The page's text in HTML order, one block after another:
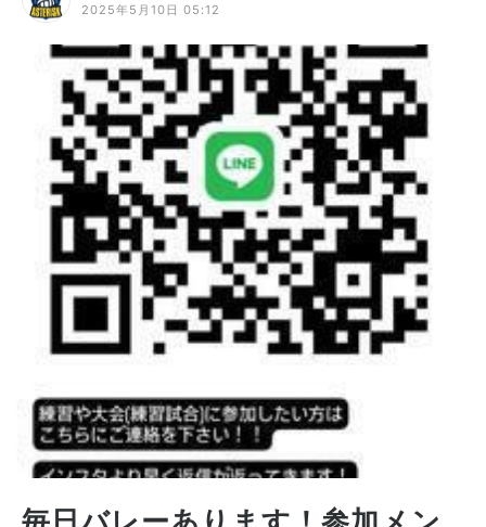
2025年5月10日 05:12